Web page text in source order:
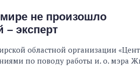
не произошло
– эксперт
областной организации
по поводу работы и. о. мэра